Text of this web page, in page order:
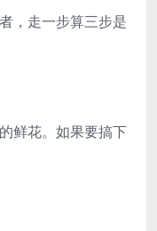
，走一步算三步是
鲜花。如果要搞下